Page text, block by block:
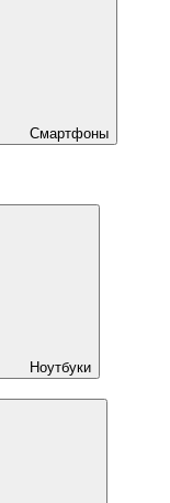
Смартфоны
Ноутбуки